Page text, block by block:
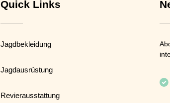
Quick Links
Jagdbekleidung
Jagdausrüstung
Revierausstattung